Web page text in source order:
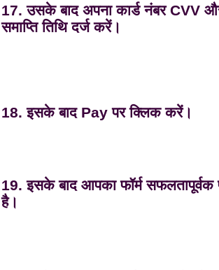
17. उसके बाद अपना कार्ड नंबर CVV
समाप्ति तिथि दर्ज करें।
18. इसके बाद Pay पर क्लिक करें।
19. इसके बाद आपका फॉर्म सफलतापूर्वक
है।